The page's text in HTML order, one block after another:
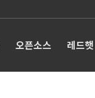
오픈소스 레드햇